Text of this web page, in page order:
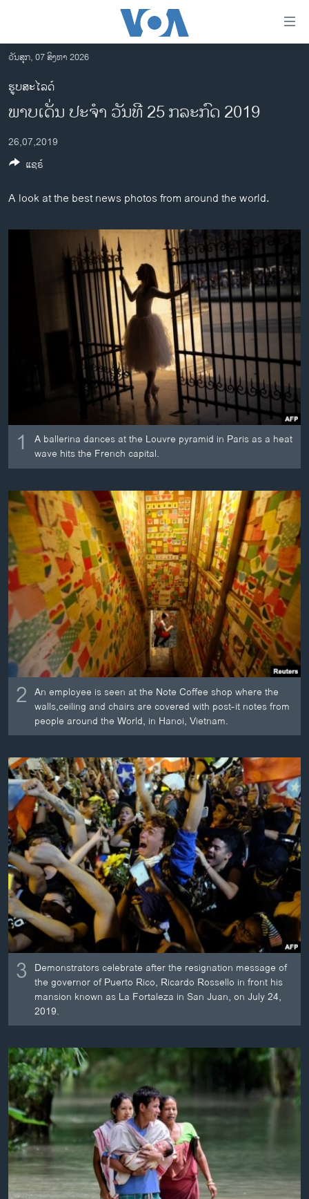
ເຂົ້າ
ຫາ
ຂ້າມ
ຂ້າມ
ໄປ
ຫາ
ຄົ້ນ
ລາວ
ອາເມຣິກາ
ການເລືອກຕັ້ງ ປະທານາທີບໍດີ ສະຫະລັດ 2024
ຂ່າວ​ຈີນ
ໂລກ
ອິດສະຫຼະພາບດ້ານການຂ່າວ
ຊຸມຊົນຊາວລາວ
ວິທະຍາສາດ-ເທັກໂນໂລຈີ
ສຽງ
ລາຍການກະຈາຍສຽງ
ລາຍງານ
ຕິດຕາມພວກເຮົາ ທີ່
ພາສາຕ່າງໆ
ວັນສຸກ, 07 ສິງຫາ 2026
ຮູບສະໄລດ໌
​ພາບ​ເດັ່ນ ປະ​ຈຳ ວັນ​ທີ 25 ກ​ລະ​ກົດ 2019
26,07,2019
A look at the best news photos from around the world.
1
A ballerina dances at the Louvre pyramid in Paris as a heat
wave hits the French capital.
2 An employee is seen at the Note Coffee shop where the
walls,ceiling and chairs are covered with post-it notes from
people around the World, in Hanoi, Vietnam.
3 Demonstrators celebrate after the resignation message of
the governor of Puerto Rico, Ricardo Rossello in front his
mansion known as La Fortaleza in San Juan, on July 24,
2019.
ແຊຣ໌